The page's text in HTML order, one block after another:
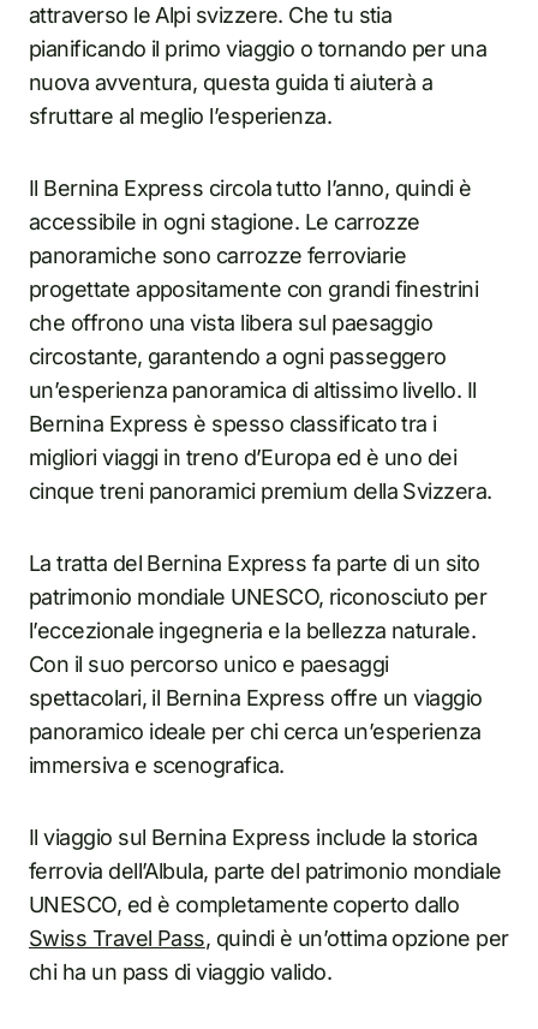
attraverso le Alpi svizzere. Che tu stia
pianificando il primo viaggio o tornando per una
nuova avventura, questa guida ti aiuterà a
sfruttare al meglio l’esperienza.
Il Bernina Express circola tutto l’anno, quindi è
accessibile in ogni stagione. Le carrozze
panoramiche sono carrozze ferroviarie
progettate appositamente con grandi finestrini
che offrono una vista libera sul paesaggio
circostante, garantendo a ogni passeggero
un’esperienza panoramica di altissimo livello. Il
Bernina Express è spesso classificato tra i
migliori viaggi in treno d’Europa ed è uno dei
cinque treni panoramici premium della Svizzera.
La tratta del Bernina Express fa parte di un sito
patrimonio mondiale UNESCO, riconosciuto per
l’eccezionale ingegneria e la bellezza naturale.
Con il suo percorso unico e paesaggi
spettacolari, il Bernina Express offre un viaggio
panoramico ideale per chi cerca un’esperienza
immersiva e scenografica.
Il viaggio sul Bernina Express include la storica
ferrovia dell’Albula, parte del patrimonio mondiale
UNESCO, ed è completamente coperto dallo
Swiss Travel Pass, quindi è un’ottima opzione per
chi ha un pass di viaggio valido.